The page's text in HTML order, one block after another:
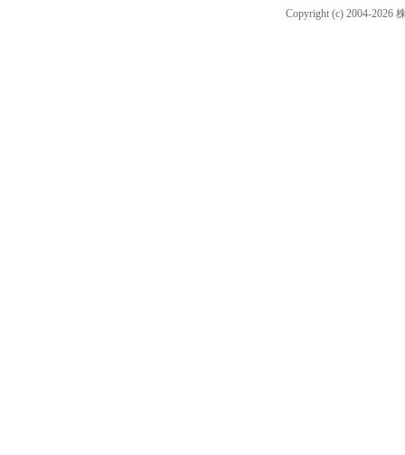
Copyright (c) 2004-2026